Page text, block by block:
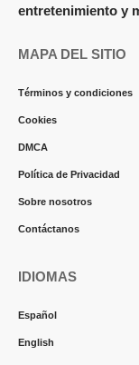
entretenimiento y
MAPA DEL SITIO
Términos y condiciones
Cookies
DMCA
Política de Privacidad
Sobre nosotros
Contáctanos
IDIOMAS
Español
English